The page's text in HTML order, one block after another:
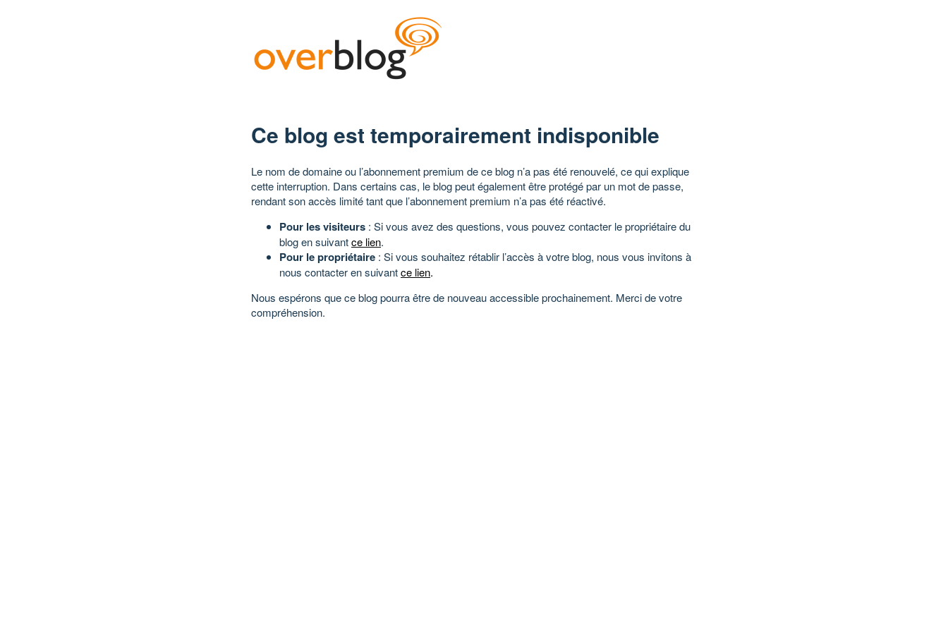
Ce blog est temporairement indisponible
Le nom de domaine ou l’abonnement premium de ce blog n’a pas été renouvelé, ce qui explique
cette interruption. Dans certains cas, le blog peut également être protégé par un mot de passe,
rendant son accès limité tant que l’abonnement premium n’a pas été réactivé.
Pour les visiteurs : Si vous avez des questions, vous pouvez contacter le propriétaire du
blog en suivantce lien.
Pour le propriétaire : Si vous souhaitez rétablir l’accès à votre blog, nous vous invitons à
nous contacter en suivantce lien.
Nous espérons que ce blog pourra être de nouveau accessible prochainement. Merci de votre
compréhension.